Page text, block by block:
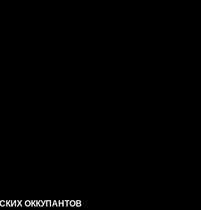
ОККУПАНТОВ